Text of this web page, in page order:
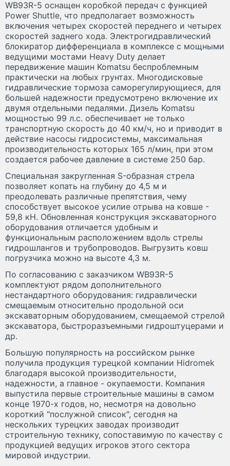
WB93R-5 оснащен коробкой передач с функцией
Power Shuttle, что предполагает возможность
включения четырех скоростей переднего и четырех
скоростей заднего хода. Электрогидравлический
блокиратор дифференциала в комплексе с мощными
ведущими мостами Heavy Duty делает
передвижение машин Komatsu беспроблемным
практически на любых грунтах. Многодисковые
гидравлические тормоза саморегулирующиеся, для
большей надежности предусмотрено включение их
двумя отдельными педалями. Дизель Komatsu
мощностью 99 л.с. обеспечивает не только
транспортную скорость до 40 км/ч, но и приводит в
действие насосы гидросистемы, максимальная
производительность которых 165 л/мин, при этом
создается рабочее давление в системе 250 бар.
Специальная закругленная S-образная стрела
позволяет копать на глубину до 4,5 м и
преодолевать различные препятствия, чему
способствует высокое усилие отрыва на ковше -
59,8 кН. Обновленная конструкция экскаваторного
оборудования отличается удобным и
функциональным расположением вдоль стрелы
гидрошлангов и трубопроводов. Выгрузить ковш
погрузчика можно на высоте 4,3 м.
По согласованию с заказчиком WB93R-5
комплектуют рядом дополнительного
нестандартного оборудования: гидравлически
смещаемым относительно продольной оси
экскаваторным оборудованием, смещаемой стрелой
экскаватора, быстроразъемными гидроштуцерами и
др.
Большую популярность на российском рынке
получила продукция турецкой компании Hidromek
благодаря высокой производительности,
надежности, а главное - окупаемости. Компания
выпустила первые строительные машины в самом
конце 1970-х годов, но, несмотря на довольно
короткий "послужной список", сегодня на
нескольких турецких заводах производит
строительную технику, сопоставимую по качеству с
продукцией ведущих игроков этого сектора
мировой индустрии.